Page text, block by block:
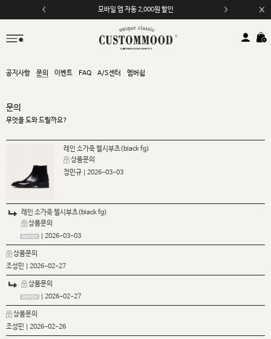
모바일 앱 자동 2,000원 할인
공지사항 문의 이벤트 FAQ A/S센터 멤버쉽
문의
무엇을 도와 드릴까요?
레인 소가죽 첼시부츠(black fg)
상품문의
정민규
| 2026-03-03
레인 소가죽 첼시부츠(black fg)
상품문의
| 2026-03-03
상품문의
조성민
| 2026-02-27
상품문의
| 2026-02-27
상품문의
조성민
| 2026-02-26